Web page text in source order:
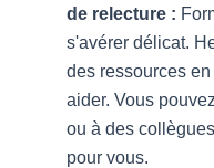
de relecture :
s'avérer délicat.
des ressources
aider. Vous
ou à des
pour vous.